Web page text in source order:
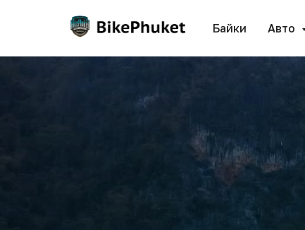
Байки Авто